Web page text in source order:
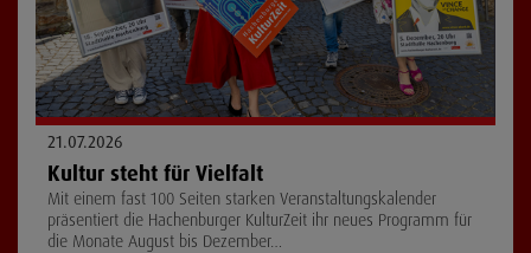
21.07.2026
Kultur steht für Vielfalt
Mit einem fast 100 Seiten starken Veranstaltungskalender
präsentiert die Hachenburger KulturZeit ihr neues Programm für
die Monate August bis Dezember…